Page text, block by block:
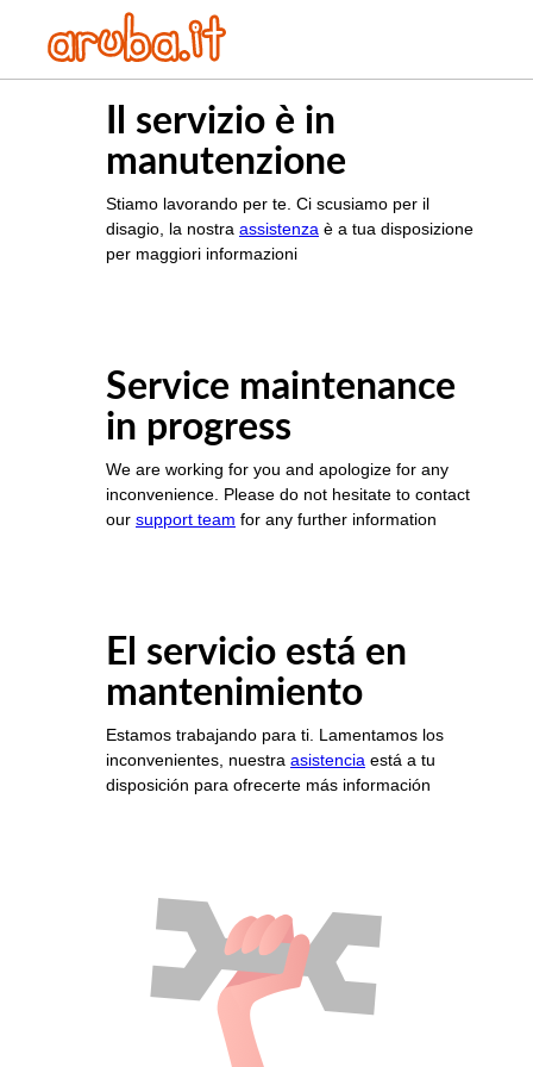
Il servizio è in
manutenzione
Stiamo lavorando per te. Ci scusiamo per il
disagio, la nostra assistenza è a tua disposizione
per maggiori informazioni
Service maintenance
in progress
We are working for you and apologize for any
inconvenience. Please do not hesitate to contact
our support team for any further information
El servicio está en
mantenimiento
Estamos trabajando para ti. Lamentamos los
inconvenientes, nuestra asistencia está a tu
disposición para ofrecerte más información